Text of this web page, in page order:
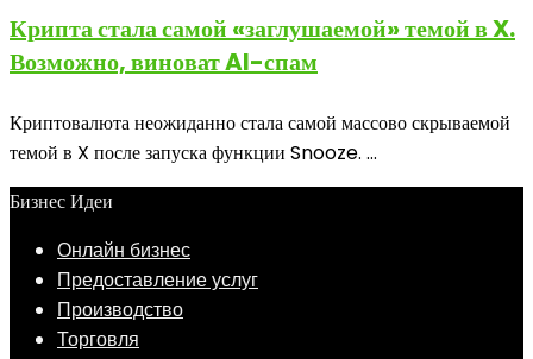
Крипта стала самой «заглушаемой» темой в X.
Возможно, виноват AI-спам
Криптовалюта неожиданно стала самой массово скрываемой
темой в X после запуска функции Snooze. ...
Бизнес Идеи
Онлайн бизнес
Предоставление услуг
Производство
Торговля